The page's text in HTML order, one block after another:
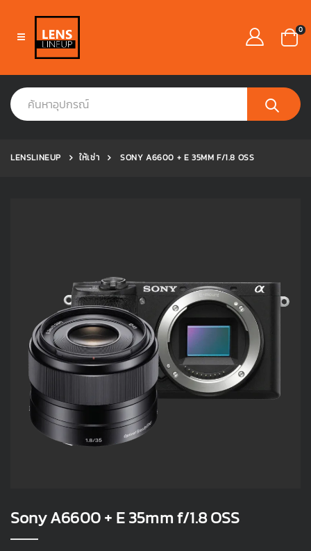
0
LENSLINEUP ให้เช่า SONY A6600 + E 35MM F/1.8 OSS
Sony A6600 + E 35mm f/1.8 OSS